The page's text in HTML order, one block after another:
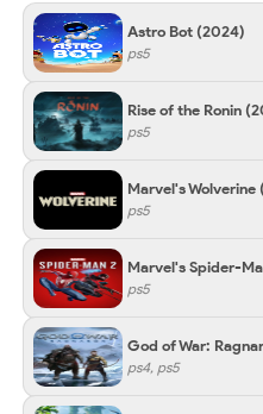
Astro Bot (2024)
ps5
Rise of the Ronin
ps5
Marvel's Wolverine
ps5
Marvel's Spider-
ps5
God of War:
ps4, ps5